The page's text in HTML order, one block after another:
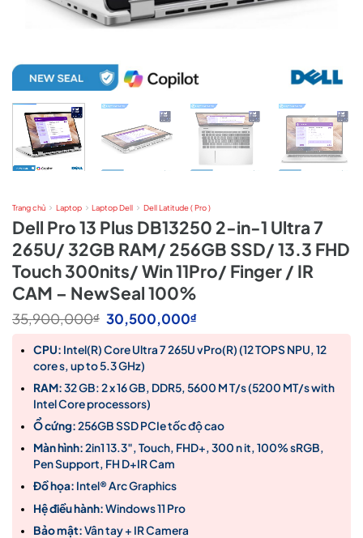
Trang chủ Laptop Laptop Dell Dell Latitude ( Pro )
Dell Pro 13 Plus DB13250 2-in-1 Ultra 7
265U/ 32GB RAM/ 256GB SSD/ 13.3 FHD
Touch 300nits/ Win 11Pro/ Finger / IR
CAM – NewSeal 100%
35,900,000₫ Giá
gốc
là:
35,900,000₫.
30,500,000₫Giá
tại
là:
CPU: Intel(R) Core Ultra 7 265U vPro(R) (12 TOPS NPU, 12
core s, up to 5.3 GHz)
RAM:32 GB: 2 x 16 GB, DDR5, 5600 M T/s (5200 MT/s with
Intel Core processors)
Ổ cứng:256GB SSD PCIe tốc độ cao
Màn hình:2in1 13.3″, Touch, FHD+, 300 n it, 100% sRGB,
Pen Support, FH D+IR Cam
Đồ họa: Intel® Arc Graphics
Hệ điều hành:Windows 11 Pro
Bảo mật:Vân tay + IR Camera